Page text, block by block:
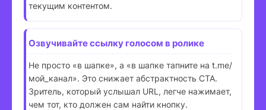
текущим контентом.
Озвучивайте ссылку голосом в ролике
Не просто «в шапке», а «в шапке тапните на t.me/
мой_канал». Это снижает абстрактность CTA.
Зритель, который услышал URL, легче нажимает,
чем тот, кто должен сам найти кнопку.